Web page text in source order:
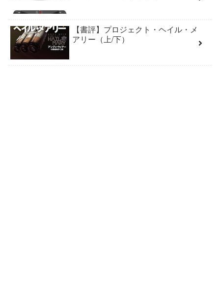
【書評】プロジェクト・ヘイル・メ
アリー（上/下）